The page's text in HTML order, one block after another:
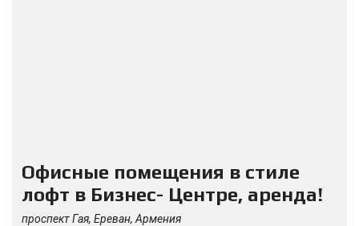
Офисные помещения в стиле
лофт в Бизнес- Центре, аренда!
проспект Гая, Ереван, Армения